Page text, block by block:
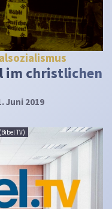
im christlichen
Juni 2019
TV)